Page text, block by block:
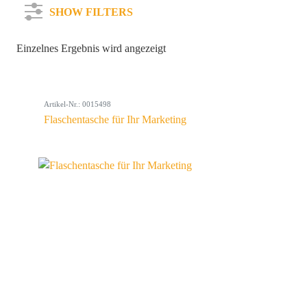
SHOW FILTERS
Farbe
Einzelnes Ergebnis wird angezeigt
Artikel-Nr.: 0015498
Flaschentasche für Ihr Marketing